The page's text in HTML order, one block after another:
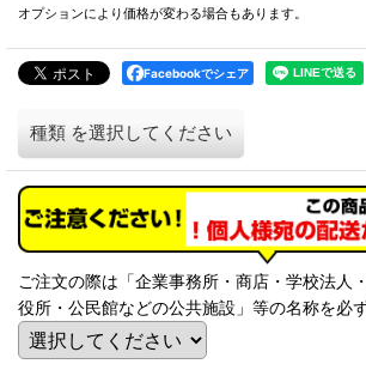
オプションにより価格が変わる場合もあります。
Facebookでシェア
種類 を選択してください
ご注文の際は「企業事務所・商店・学校法人
役所・公民館などの公共施設」等の名称を必